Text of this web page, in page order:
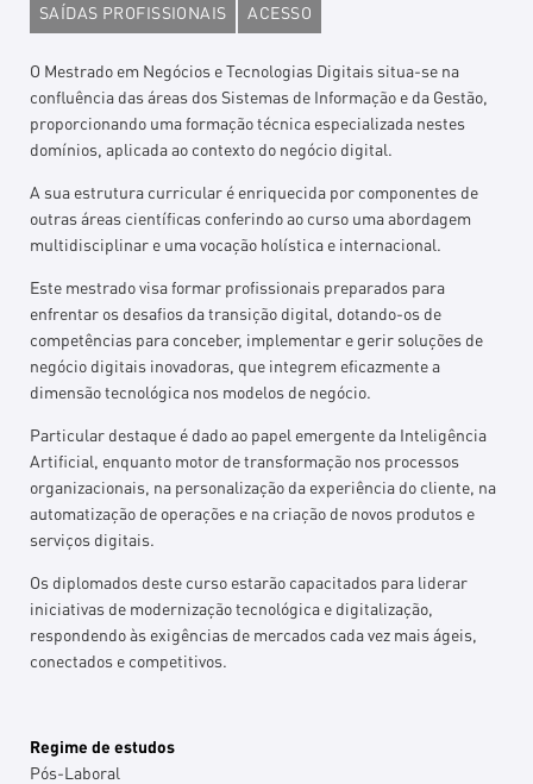
SAÍDAS PROFISSIONAIS
ACESSO
O Mestrado em Negócios e Tecnologias Digitais situa-se na
confluência das áreas dos Sistemas de Informação e da Gestão,
proporcionando uma formação técnica especializada nestes
domínios, aplicada ao contexto do negócio digital.
A sua estrutura curricular é enriquecida por componentes de
outras áreas científicas conferindo ao curso uma abordagem
multidisciplinar e uma vocação holística e internacional.
Este mestrado visa formar profissionais preparados para
enfrentar os desafios da transição digital, dotando-os de
competências para conceber, implementar e gerir soluções de
negócio digitais inovadoras, que integrem eficazmente a
dimensão tecnológica nos modelos de negócio.
Particular destaque é dado ao papel emergente da Inteligência
Artificial, enquanto motor de transformação nos processos
organizacionais, na personalização da experiência do cliente, na
automatização de operações e na criação de novos produtos e
serviços digitais.
Os diplomados deste curso estarão capacitados para liderar
iniciativas de modernização tecnológica e digitalização,
respondendo às exigências de mercados cada vez mais ágeis,
conectados e competitivos.
Regime de estudos
Pós-Laboral